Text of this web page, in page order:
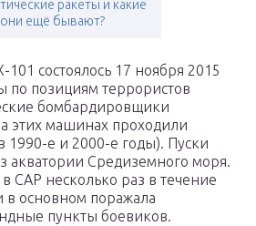
ракеты и какие
они ещё бывают?
состоялось 17 ноября 2015
по позициям террористов
бомбардировщики
этих машинах проходили
1990-е и 2000-е годы). Пуски
Средиземного моря.
САР несколько раз в течение
в основном поражала
пункты боевиков.